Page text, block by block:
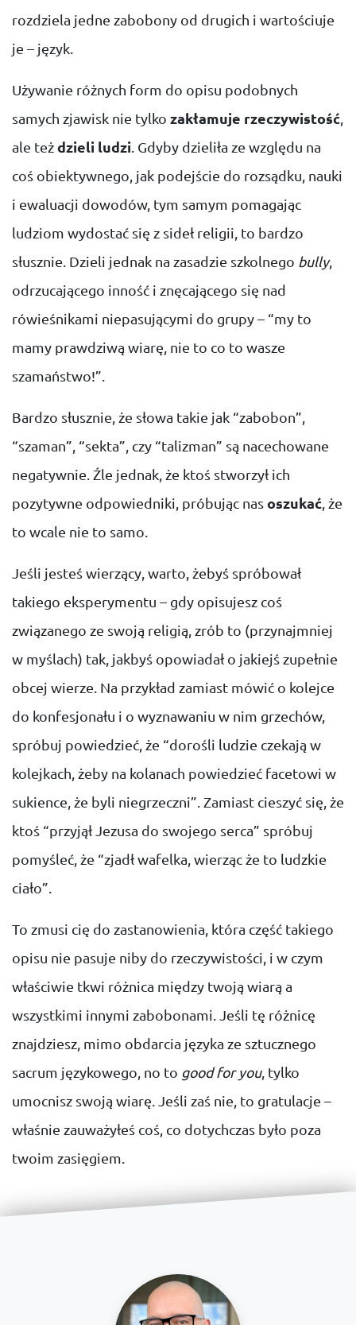
rozdziela jedne zabobony od drugich i wartościuje
je – język.
Używanie różnych form do opisu podobnych
samych zjawisk nie tylko zakłamuje rzeczywistość
ale też dzieli ludzi . Gdyby dzieliła ze względu na
coś obiektywnego, jak podejście do rozsądku, nauki
i ewaluacji dowodów, tym samym pomagając
ludziom wydostać się z sideł religii, to bardzo
słusznie. Dzieli jednak na zasadzie szkolnego bully,
odrzucającego inność i znęcającego się nad
rówieśnikami niepasującymi do grupy – “my to
mamy prawdziwą wiarę, nie to co to wasze
szamaństwo!”.
Bardzo słusznie, że słowa takie jak “zabobon”,
“szaman”, “sekta”, czy “talizman” są nacechowane
negatywnie. Źle jednak, że ktoś stworzył ich
pozytywne odpowiedniki, próbując nas oszukać , że
to wcale nie to samo.
Jeśli jesteś wierzący, warto, żebyś spróbował
takiego eksperymentu – gdy opisujesz coś
związanego ze swoją religią, zrób to (przynajmniej
w myślach) tak, jakbyś opowiadał o jakiejś zupełnie
obcej wierze. Na przykład zamiast mówić o kolejce
do konfesjonału i o wyznawaniu w nim grzechów,
spróbuj powiedzieć, że “dorośli ludzie czekają w
kolejkach, żeby na kolanach powiedzieć facetowi w
sukience, że byli niegrzeczni”. Zamiast cieszyć się, że
ktoś “przyjął Jezusa do swojego serca” spróbuj
pomyśleć, że “zjadł wafelka, wierząc że to ludzkie
ciało”.
To zmusi cię do zastanowienia, która część takiego
opisu nie pasuje niby do rzeczywistości, i w czym
właściwie tkwi różnica między twoją wiarą a
wszystkimi innymi zabobonami. Jeśli tę różnicę
znajdziesz, mimo obdarcia języka ze sztucznego
sacrum językowego, no to good for you, tylko
umocnisz swoją wiarę. Jeśli zaś nie, to gratulacje –
właśnie zauważyłeś coś, co dotychczas było poza
twoim zasięgiem.